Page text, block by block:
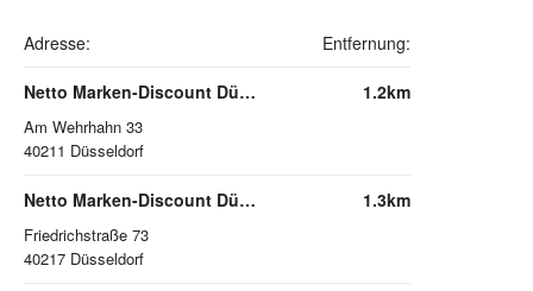
Adresse: Entfernung:
Netto Marken-Discount Düsseldorf
Am Wehrhahn 33
40211 Düsseldorf
1.2km
Netto Marken-Discount Düsseldorf
Friedrichstraße 73
40217 Düsseldorf
1.3km